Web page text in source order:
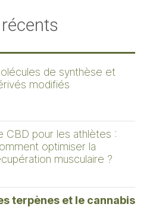
de synthèse et
modifiés
CBD pour les athlètes :
optimiser la
musculaire ?
terpènes et le cannabis